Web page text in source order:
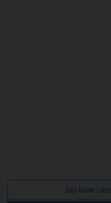
DEJ NÁM LIKE